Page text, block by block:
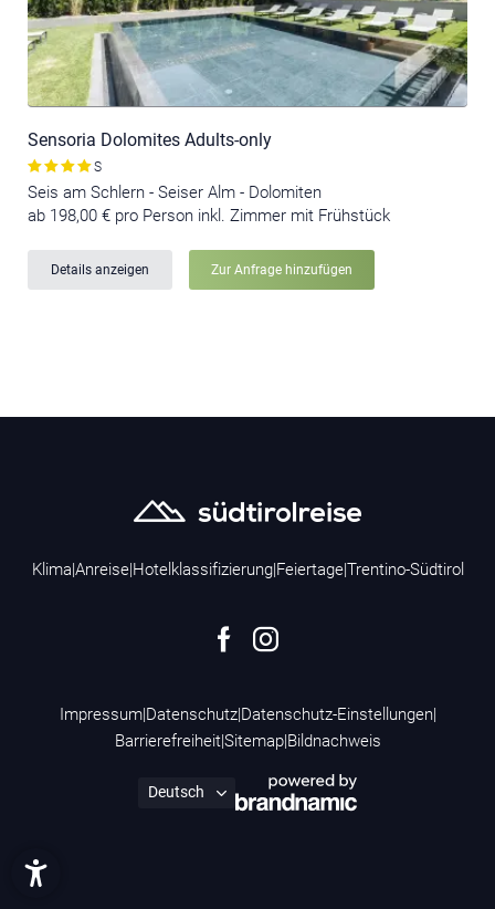
Sensoria Dolomites Adults-only
S
Seis am Schlern - Seiser Alm - Dolomiten
ab 198,00 € pro Person inkl. Zimmer mit Frühstück
Details anzeigen Zur Anfrage hinzufügen
Klima Anreise| Hotelklassifizierung| Feiertage|Trentino-Südtirol
Impressum| Datenschutz| Datenschutz-Einstellungen|
Barrierefreiheit|Sitemap| Bildnachweis